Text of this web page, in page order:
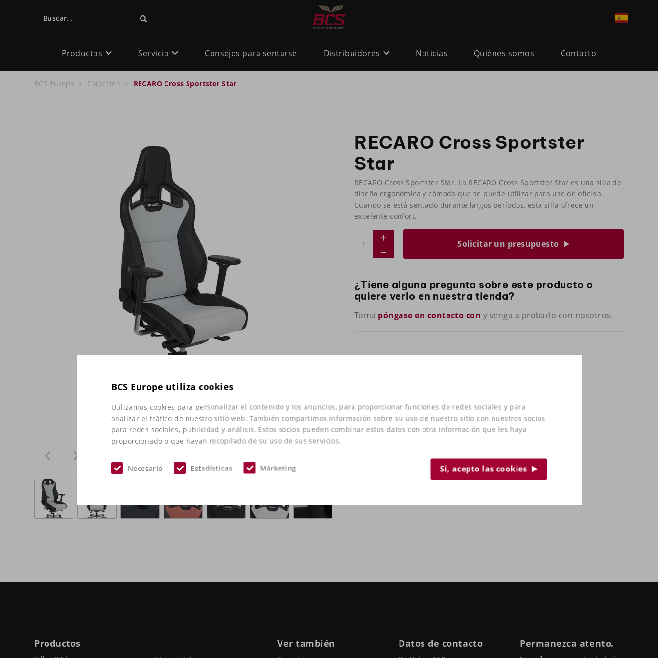
BCS Europe utiliza cookies
Utilizamos cookies para personalizar el contenido y los anuncios, para proporcionar funciones de redes sociales y para
analizar el tráfico de nuestro sitio web. También compartimos información sobre su uso de nuestro sitio con nuestros socios
para redes sociales, publicidad y análisis. Estos socios pueden combinar estos datos con otra información que les haya
proporcionado o que hayan recopilado de su uso de sus servicios.
Necesario Estadísticas Márketing Si, acepto las cookies
Buscar...
Productos Servicio Consejos para sentarse Distribuidores Noticias Quiénes somos Contacto
BCS Europa Colección RECARO Cross Sportster Star
RECARO Cross Sportster
Star
RECARO Cross Sportster Star. La RECARO Cross Sportster Star es una silla de
diseño ergonómica y cómoda que se puede utilizar para uso de oficina.
Cuando se está sentado durante largos períodos, esta silla ofrece un
excelente confort.
Solicitar un presupuesto
¿Tiene alguna pregunta sobre este producto o
quiere verlo en nuestra tienda?
Toma póngase en contacto con y venga a probarlo con nosotros.
Productos Ver también Datos de contacto Permanezca atento.